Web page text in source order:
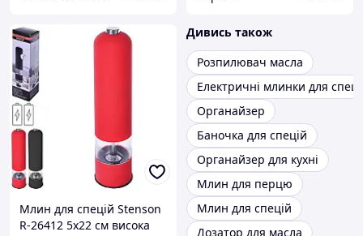
Млин для спецій Stenson
R-26412 5х22 см висока
Дивись також
Розпилювач масла
Електричні млинки для
Органайзер
Баночка для спецій
Органайзер для кухні
Млин для перцю
Млин для спецій
Дозатор для масла